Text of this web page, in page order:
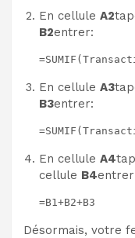
En cellule A2
B2entrer:
En cellule A3
B3entrer:
En cellule A4
cellule B4
=B1+B2+B3
Désormais, votre